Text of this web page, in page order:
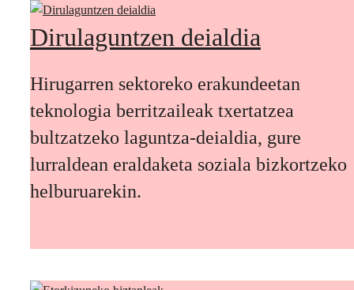
Dirulaguntzen deialdia
Hirugarren sektoreko erakundeetan
teknologia berritzaileak txertatzea
bultzatzeko laguntza-deialdia, gure
lurraldean eraldaketa soziala bizkortzeko
helburuarekin.